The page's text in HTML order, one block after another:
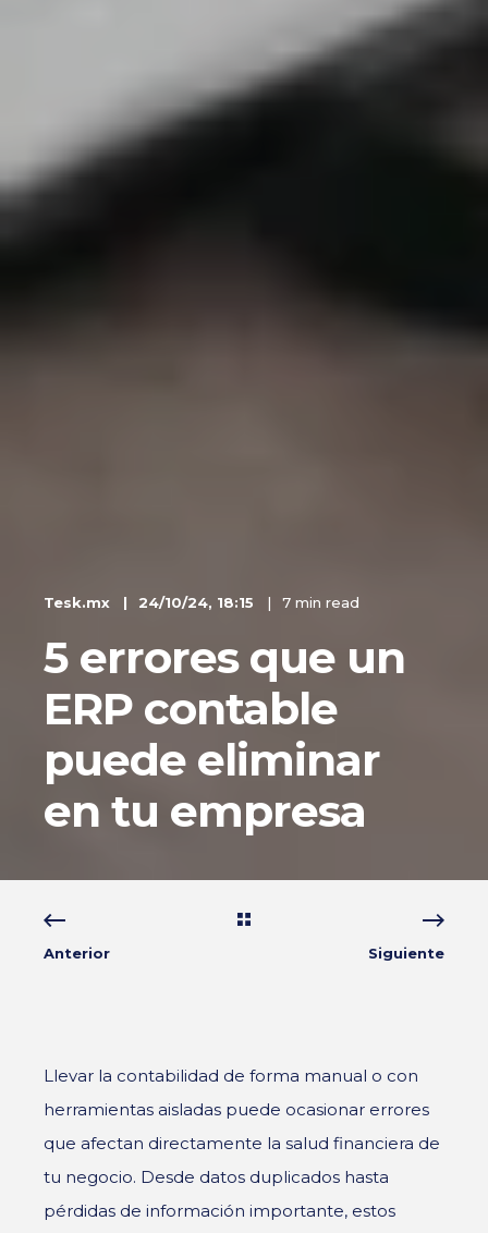
Tesk.mx 24/10/24, 18:15 7 min read
5 errores que un
ERP contable
puede eliminar
en tu empresa
Anterior Siguiente
Llevar la contabilidad de forma manual o con
herramientas aisladas puede ocasionar errores
que afectan directamente la salud financiera de
tu negocio. Desde datos duplicados hasta
pérdidas de información importante, estos